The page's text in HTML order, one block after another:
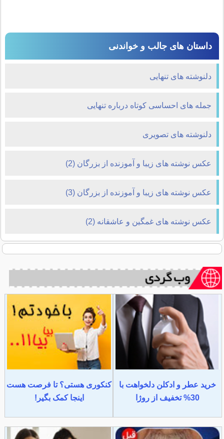
داستان های جالب و خواندنی
دلنوشته های تنهایی
جمله های احساسی کوتاه درباره تنهایی
دلنوشته های تصویری
عکس نوشته های زیبا و آموزنده از بزرگان (2)
عکس نوشته های زیبا و آموزنده از بزرگان (3)
عکس نوشته های غمگین و عاشقانه (2)
خرید عطر و ادکلن دلخواهت با
30% تخفیف از روژا
کنکوری هستی؟ تا فرصت هست
اینجا کمک بگیر!